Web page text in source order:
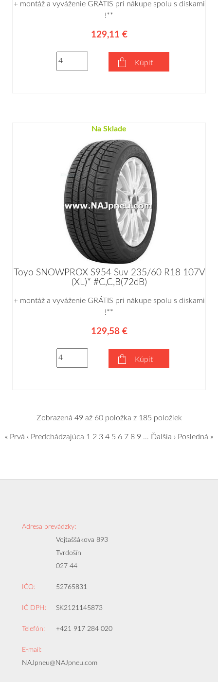
+ montáž a vyváženie GRÁTIS pri nákupe spolu s diskami
!**
129,11 €
Kúpiť
Na Sklade
Toyo SNOWPROX S954 Suv 235/60 R18 107V
(XL)* #C,C,B(72dB)
+ montáž a vyváženie GRÁTIS pri nákupe spolu s diskami
!**
129,58 €
Kúpiť
Zobrazená 49 až 60 položka z 185 položiek
« Prvá ‹ Predchádzajúca 1 2 3 4 5 6 7 8 9 … Ďalšia › Posledná »
Adresa prevádzky:
Vojtaššákova 893
Tvrdošín
027 44
IČO: 52765831
IČ DPH: SK2121145873
Telefón: +421 917 284 020
E-mail:
NAJpneu@NAJpneu.com